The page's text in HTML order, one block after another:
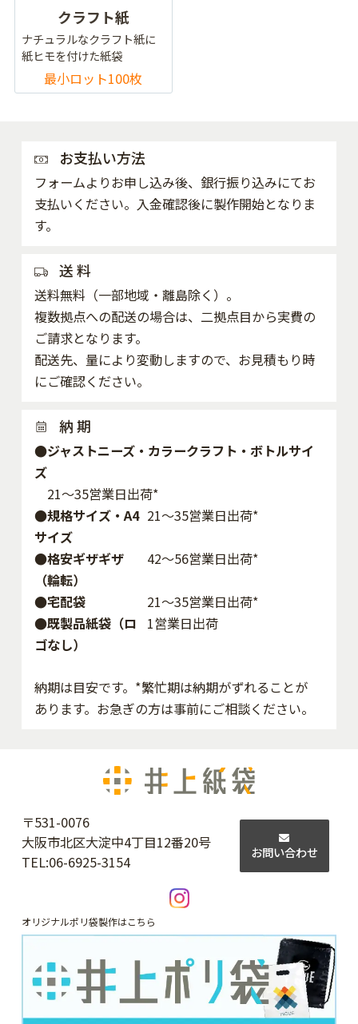
クラフト紙
ナチュラルなクラフト紙に
紙ヒモを付けた紙袋
最小ロット100枚
お支払い方法
フォームよりお申し込み後、銀行振り込みにてお
支払いください。入金確認後に製作開始となりま
す。
送 料
送料無料（一部地域・離島除く）。
複数拠点への配送の場合は、二拠点目から実費の
ご請求となります。
配送先、量により変動しますので、お見積もり時
にご確認ください。
納 期
●ジャストニーズ・カラークラフト・ボトルサイ
ズ
21～35営業日出荷*
●規格サイズ・A4
サイズ
21～35営業日出荷*
●格安ギザギザ
（輪転）
42〜56営業日出荷*
●宅配袋
21～35営業日出荷*
●既製品紙袋（ロ
ゴなし）
1営業日出荷
納期は目安です。*繁忙期は納期がずれることが
あります。お急ぎの方は事前にご相談ください。
〒531-0076
大阪市北区大淀中4丁目12番20号
TEL:06-6925-3154
お問い合わせ
オリジナルポリ袋製作はこちら